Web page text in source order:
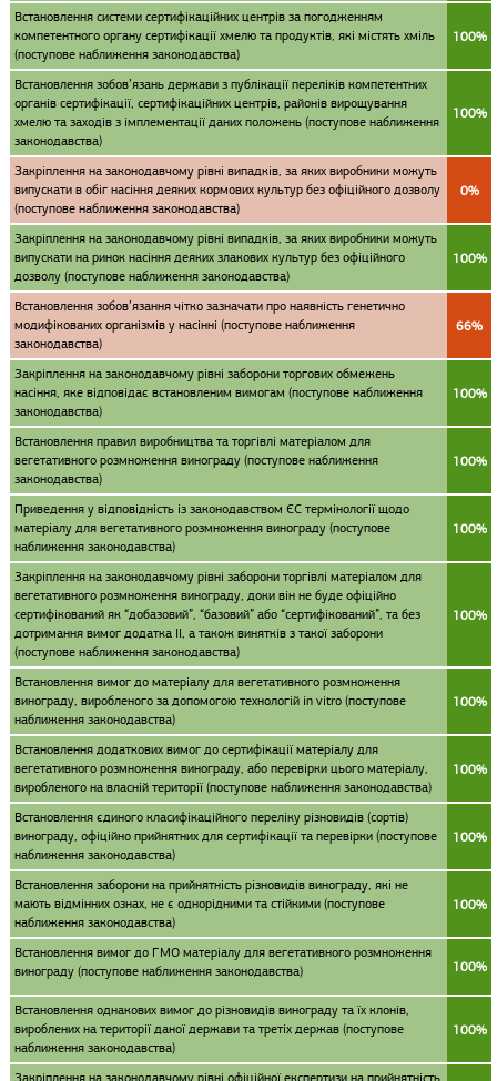
Встановлення системи сертифікаційних центрів за погодженням
компетентного органу сертифікації хмелю та продуктів, які містять хміль
(поступове наближення законодавства)
100%
Встановлення зобов’язань держави з публікації переліків компетентних
органів сертифікації, сертифікаційних центрів, районів вирощування
хмелю та заходів з імплементації даних положень (поступове наближення
законодавства)
100%
Закріплення на законодавчому рівні випадків, за яких виробники можуть
випускати в обіг насіння деяких кормових культур без офіційного дозволу
(поступове наближення законодавства)
0%
Закріплення на законодавчому рівні випадків, за яких виробники можуть
випускати на ринок насіння деяких злакових культур без офіційного
дозволу (поступове наближення законодавства)
100%
Встановлення зобов’язання чітко зазначати про наявність генетично
модифікованих організмів у насінні (поступове наближення
законодавства)
66%
Закріплення на законодавчому рівні заборони торгових обмежень
насіння, яке відповідає встановленим вимогам (поступове наближення
законодавства)
100%
Встановлення правил виробництва та торгівлі матеріалом для
вегетативного розмноження винограду (поступове наближення
законодавства)
100%
Приведення у відповідність із законодавством ЄС термінології щодо
матеріалу для вегетативного розмноження винограду (поступове
наближення законодавства)
100%
Закріплення на законодавчому рівні заборони торгівлі матеріалом для
вегетативного розмноження винограду, доки він не буде офіційно
сертифікований як “добазовий”, “базовий” або “сертифікований”, та без
дотримання вимог додатка II, а також винятків з такої заборони
(поступове наближення законодавства)
100%
Встановлення вимог до матеріалу для вегетативного розмноження
винограду, виробленого за допомогою технологій in vitro (поступове
наближення законодавства)
100%
Встановлення додаткових вимог до сертифікації матеріалу для
вегетативного розмноження винограду, або перевірки цього матеріалу,
виробленого на власній території (поступове наближення законодавства)
100%
Встановлення єдиного класифікаційного переліку різновидів (сортів)
винограду, офіційно прийнятних для сертифікації та перевірки (поступове
наближення законодавства)
100%
Встановлення заборони на прийнятність різновидів винограду, які не
мають відмінних ознах, не є однорідними та стійкими (поступове
наближення законодавства)
100%
Встановлення вимог до ГМО матеріалу для вегетативного розмноження
винограду (поступове наближення законодавства)
100%
Встановлення однакових вимог до різновидів винограду та їх клонів,
вироблених на території даної держави та третіх держав (поступове
наближення законодавства)
100%